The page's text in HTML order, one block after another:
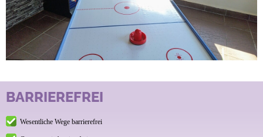
BARRIEREFREI
Wesentliche Wege barrierefrei